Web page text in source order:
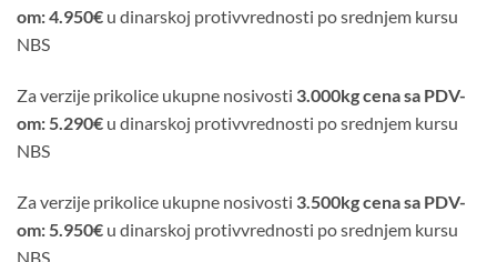
om: 4.950€ u dinarskoj protivvrednosti po srednjem kursu
NBS
Za verzije prikolice ukupne nosivosti 3.000kg cena sa PDV-
om: 5.290€ u dinarskoj protivvrednosti po srednjem kursu
NBS
Za verzije prikolice ukupne nosivosti 3.500kg cena sa PDV-
om: 5.950€ u dinarskoj protivvrednosti po srednjem kursu
NBS